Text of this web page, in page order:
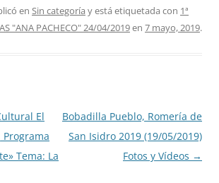
en Sin categoría y está etiquetada con 1ª
"ANA PACHECO" 24/04/2019en 7 mayo, 2019.
El
Programa
Tema: La
Bobadilla Pueblo, Romería de
San Isidro 2019 (19/05/2019)
Fotos y Vídeos →